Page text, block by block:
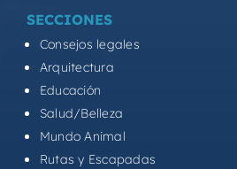
SECCIONES
Consejos legales
Arquitectura
Educación
Salud/Belleza
Mundo Animal
Rutas y Escapadas